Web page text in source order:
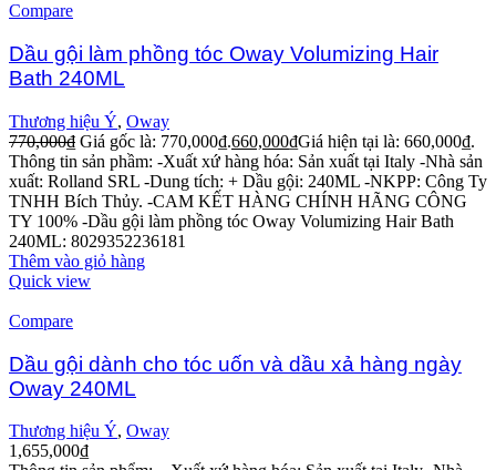
Compare
Dầu gội làm phồng tóc Oway Volumizing Hair
Bath 240ML
Thương hiệu Ý, Oway
770,000₫ Giá gốc là: 770,000₫.660,000₫Giá hiện tại là: 660,000₫.
Thông tin sản phầm: -Xuất xứ hàng hóa: Sản xuất tại Italy -Nhà sản
xuất: Rolland SRL -Dung tích: + Dầu gội: 240ML -NKPP: Công Ty
TNHH Bích Thủy. -CAM KẾT HÀNG CHÍNH HÃNG CÔNG
TY 100% -Dầu gội làm phồng tóc Oway Volumizing Hair Bath
240ML: 8029352236181
Thêm vào giỏ hàng
Quick view
Compare
Dầu gội dành cho tóc uốn và dầu xả hàng ngày
Oway 240ML
Thương hiệu Ý, Oway
1,655,000₫